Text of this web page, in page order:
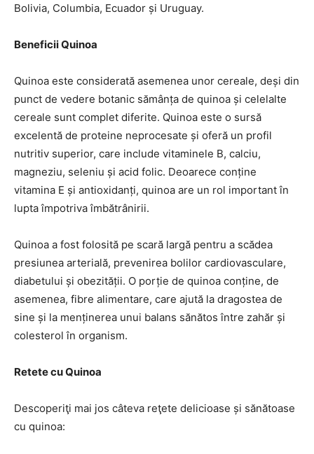
Bolivia, Columbia, Ecuador și Uruguay.
Beneficii Quinoa
Quinoa este considerată asemenea unor cereale, deși din
punct de vedere botanic sămânța de quinoa și celelalte
cereale sunt complet diferite. Quinoa este o sursă
excelentă de proteine neprocesate și oferă un profil
nutritiv superior, care include vitaminele B, calciu,
magneziu, seleniu și acid folic. Deoarece conține
vitamina E și antioxidanți, quinoa are un rol important în
lupta împotriva îmbătrânirii.
Quinoa a fost folosită pe scară largă pentru a scădea
presiunea arterială, prevenirea bolilor cardiovasculare,
diabetului și obezității. O porție de quinoa conține, de
asemenea, fibre alimentare, care ajută la dragostea de
sine și la menținerea unui balans sănătos între zahăr și
colesterol în organism.
Retete cu Quinoa
Descoperiţi mai jos câteva reţete delicioase și sănătoase
cu quinoa: